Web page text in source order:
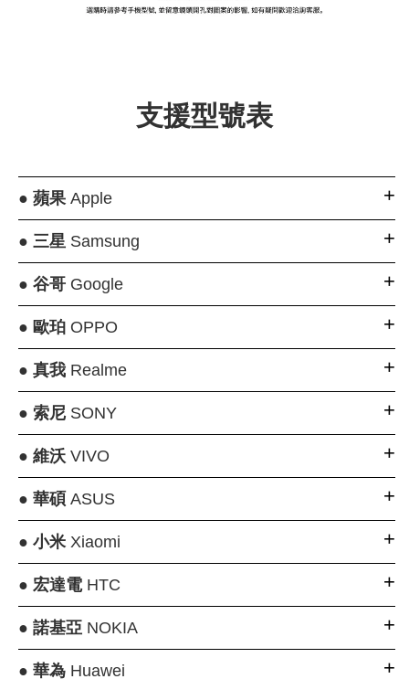
+NT$ 159
-
支援型號表
● 蘋果Apple
● 三星Samsung
● 谷哥Google
● 歐珀OPPO
● 真我Realme
● 索尼SONY
● 維沃VIVO
● 華碩 ASUS
● 小米Xiaomi
● 宏達電HTC
● 諾基亞NOKIA
● 華為Huawei